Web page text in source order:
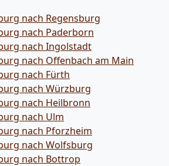
nach Regensburg
nach Paderborn
nach Ingolstadt
nach Offenbach am Main
nach Fürth
nach Würzburg
nach Heilbronn
nach Ulm
nach Pforzheim
nach Wolfsburg
nach Bottrop